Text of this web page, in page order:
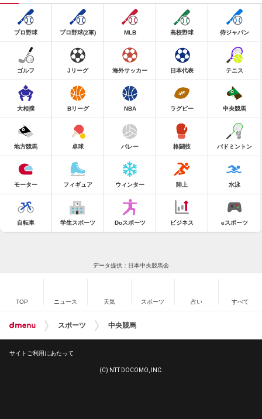
プロ野球 プロ野球(2軍) MLB 高校野球 侍ジャパン
ゴルフ Jリーグ 海外サッカー 日本代表 テニス
大相撲 Bリーグ NBA ラグビー 中央競馬
地方競馬 卓球 バレー 格闘技 バドミントン
モーター フィギュア ウィンター 陸上 水泳
自転車 学生スポーツ Doスポーツ ビジネス eスポーツ
データ提供：日本中央競馬会
TOP ニュース 天気 スポーツ 占い すべて
スポーツ 中央競馬
サイトご利用にあたって
(C) NTT DOCOMO, INC.